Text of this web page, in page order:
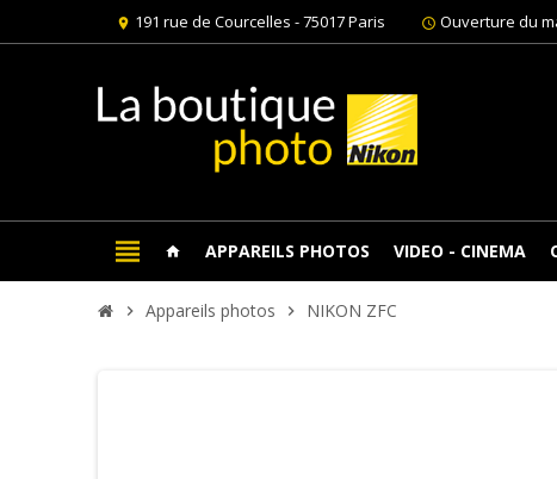
location_on 191 rue de Courcelles - 75017 Paris schedule Ouverture du
view_headline home APPAREILS PHOTOS VIDEO - CINEMA
chevron_right Appareils photos chevron_right NIKON ZFC